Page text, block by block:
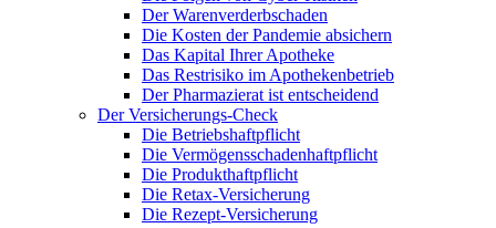
Der Warenverderbschaden
Die Kosten der Pandemie absichern
Das Kapital Ihrer Apotheke
Das Restrisiko im Apothekenbetrieb
Der Pharmazierat ist entscheidend
Der Versicherungs-Check
Die Betriebshaftpflicht
Die Vermögensschadenhaftpflicht
Die Produkthaftpflicht
Die Retax-Versicherung
Die Rezept-Versicherung